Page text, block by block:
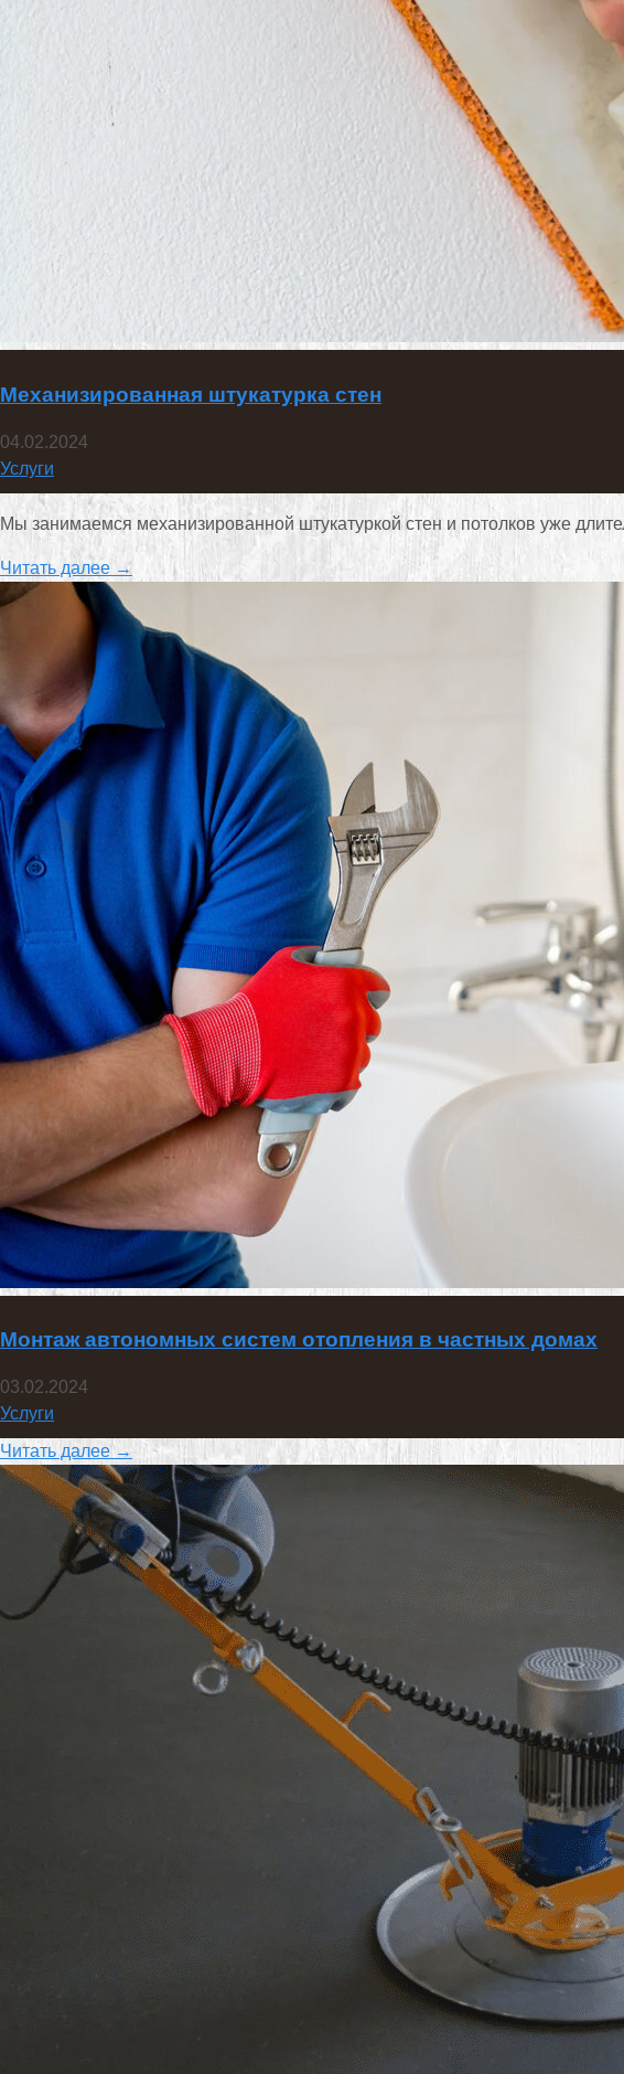
Механизированная штукатурка стен
04.02.2024
Услуги
Мы занимаемся механизированной штукатуркой стен и потолков уже
Читать далее →
Монтаж автономных систем отопления в частных домах
03.02.2024
Услуги
Читать далее →